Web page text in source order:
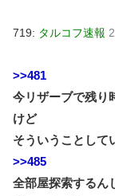
719: タルコフ速報
>>481
今リザーブで残り
けど
そういうことして
>>485
全部屋探索するん